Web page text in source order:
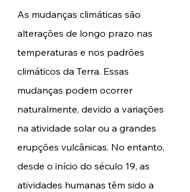
As mudanças climáticas são
alterações de longo prazo nas
temperaturas e nos padrões
climáticos da Terra. Essas
mudanças podem ocorrer
naturalmente, devido a variações
na atividade solar ou a grandes
erupções vulcânicas. No entanto,
desde o início do século 19, as
atividades humanas têm sido a